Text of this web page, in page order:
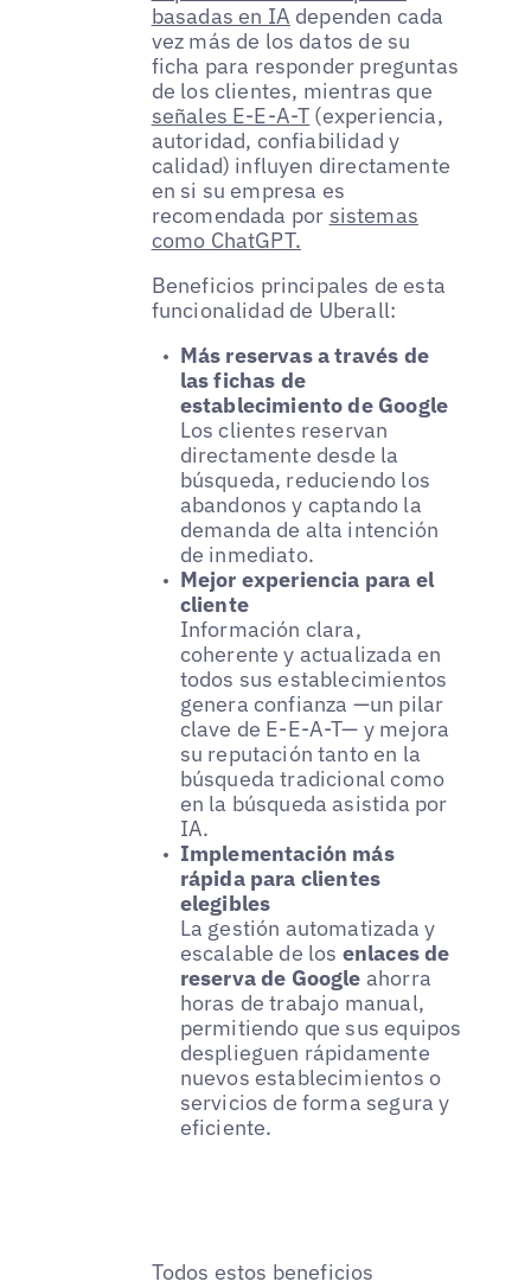
basadas en IA dependen cada
vez más de los datos de su
ficha para responder preguntas
de los clientes, mientras que
señales E-E-A-T (experiencia,
autoridad, confiabilidad y
calidad) influyen directamente
en si su empresa es
recomendada por sistemas
como ChatGPT.
Beneficios principales de esta
funcionalidad de Uberall:
Más reservas a través de
las fichas de
establecimiento de Google
Los clientes reservan
directamente desde la
búsqueda, reduciendo los
abandonos y captando la
demanda de alta intención
de inmediato.
Mejor experiencia para el
cliente
Información clara,
coherente y actualizada en
todos sus establecimientos
genera confianza —un pilar
clave de E-E-A-T— y mejora
su reputación tanto en la
búsqueda tradicional como
en la búsqueda asistida por
IA.
Implementación más
rápida para clientes
elegibles
La gestión automatizada y
escalable de los enlaces de
reserva de Google ahorra
horas de trabajo manual,
permitiendo que sus equipos
desplieguen rápidamente
nuevos establecimientos o
servicios de forma segura y
eficiente.
Todos estos beneficios